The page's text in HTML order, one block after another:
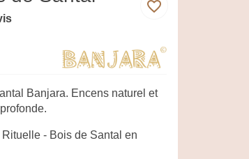
favorite_border
Banjara. Encens naturel et
- Bois de Santal en